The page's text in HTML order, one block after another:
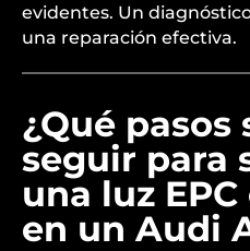
evidentes. Un
una reparación efectiva.
¿Qué pasos
seguir para
una luz
en un Audi